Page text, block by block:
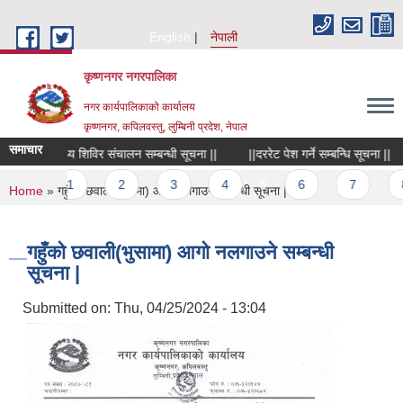
English
नेपाली
कृष्णनगर नगरपालिका
नगर कार्यपालिकाको कार्यालय
कृष्णनगर, कपिलवस्तु, लुम्बिनी प्रदेश, नेपाल
समाचार
स्वास्थ्य शिविर संचालन सम्बन्धी सूचना || ||दररेट पेश गर्ने सम्बन्धि सूचना ||
2 3 4 5 6
You are here
Home » गहुँको छवाली(भुसामा) आगो नलगाउने सम्बन्धी सूचना |
गहुँको छवाली(भुसामा) आगो नलगाउने सम्बन्धी
सूचना |
Submitted on: Thu, 04/25/2024 - 13:04